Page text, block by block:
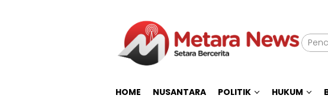
HOME NUSANTARA POLITIK HUKUM